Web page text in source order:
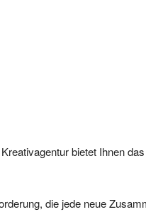
bietet Ihnen
die jede neue